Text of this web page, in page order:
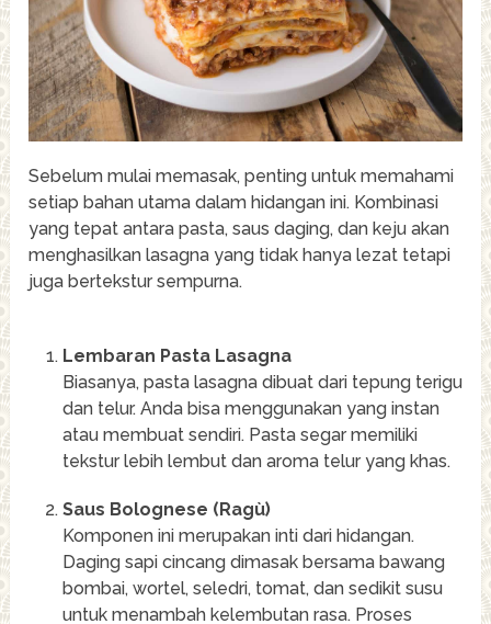
Sebelum mulai memasak, penting untuk memahami
setiap bahan utama dalam hidangan ini. Kombinasi
yang tepat antara pasta, saus daging, dan keju akan
menghasilkan lasagna yang tidak hanya lezat tetapi
juga bertekstur sempurna.
Lembaran Pasta Lasagna
Biasanya, pasta lasagna dibuat dari tepung terigu
dan telur. Anda bisa menggunakan yang instan
atau membuat sendiri. Pasta segar memiliki
tekstur lebih lembut dan aroma telur yang khas.
Saus Bolognese (Ragù)
Komponen ini merupakan inti dari hidangan.
Daging sapi cincang dimasak bersama bawang
bombai, wortel, seledri, tomat, dan sedikit susu
untuk menambah kelembutan rasa. Proses